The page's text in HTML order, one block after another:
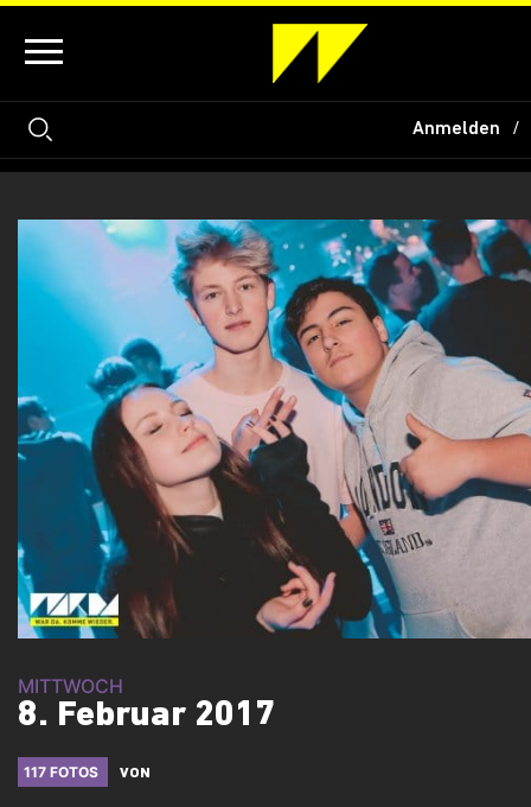
Anmelden
MITTWOCH
8. Februar 2017
117 FOTOS VON